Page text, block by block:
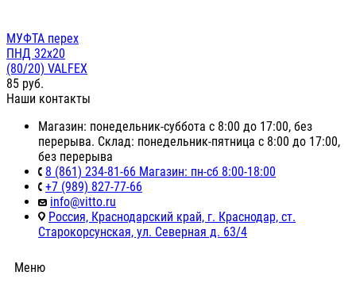
МУФТА перех
ПНД 32х20
(80/20) VALFEX
85 руб.
Наши контакты
Магазин: понедельник-суббота с 8:00 до 17:00, без
перерыва. Склад: понедельник-пятница с 8:00 до 17:00,
без перерыва
8 (861) 234-81-66 Магазин: пн-сб 8:00-18:00
+7 (989) 827-77-66
info@vitto.ru
Россия, Краснодарский край, г. Краснодар, ст.
Старокорсунская, ул. Северная д. 63/4
Меню